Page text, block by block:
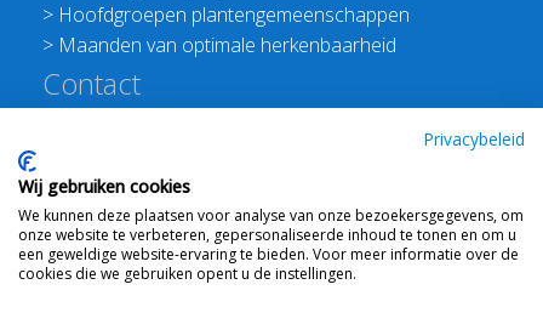
> Hoofdgroepen plantengemeenschappen
> Maanden van optimale herkenbaarheid
Contact
E:info@floravannederland.nl
Plein 1992 70F 6221JP Maastricht
T: 06 41237586
KVK: 76114821 btw: NL860512289B01
Privacybeleid
Wij gebruiken cookies
We kunnen deze plaatsen voor analyse van onze bezoekersgegevens, om
onze website te verbeteren, gepersonaliseerde inhoud te tonen en om u
een geweldige website-ervaring te bieden. Voor meer informatie over de
cookies die we gebruiken opent u de instellingen.